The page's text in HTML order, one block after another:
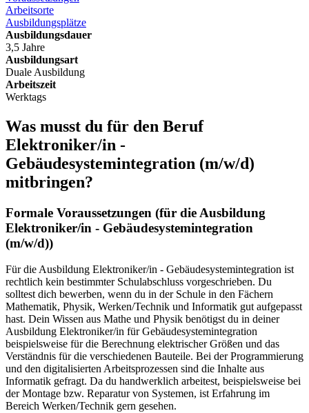
Arbeitsorte
Ausbildungsplätze
Ausbildungsdauer
3,5 Jahre
Ausbildungsart
Duale Ausbildung
Arbeitszeit
Werktags
Was musst du für den Beruf
Elektroniker/in -
Gebäudesystemintegration (m/w/d)
mitbringen?
Formale Voraussetzungen (für die Ausbildung
Elektroniker/in - Gebäudesystemintegration
(m/w/d))
Für die Ausbildung Elektroniker/in - Gebäudesystemintegration ist
rechtlich kein bestimmter Schulabschluss vorgeschrieben. Du
solltest dich bewerben, wenn du in der Schule in den Fächern
Mathematik, Physik, Werken/Technik und Informatik gut aufgepasst
hast. Dein Wissen aus Mathe und Physik benötigst du in deiner
Ausbildung Elektroniker/in für Gebäudesystemintegration
beispielsweise für die Berechnung elektrischer Größen und das
Verständnis für die verschiedenen Bauteile. Bei der Programmierung
und den digitalisierten Arbeitsprozessen sind die Inhalte aus
Informatik gefragt. Da du handwerklich arbeitest, beispielsweise bei
der Montage bzw. Reparatur von Systemen, ist Erfahrung im
Bereich Werken/Technik gern gesehen.